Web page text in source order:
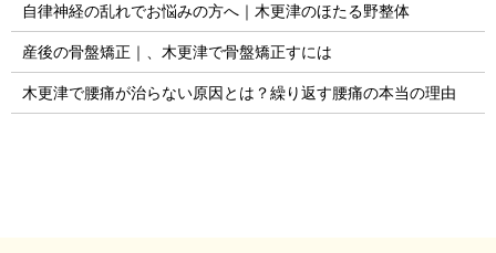
自律神経の乱れでお悩みの方へ｜木更津のほたる野整体
産後の骨盤矯正｜、木更津で骨盤矯正すには
木更津で腰痛が治らない原因とは？繰り返す腰痛の本当の理由